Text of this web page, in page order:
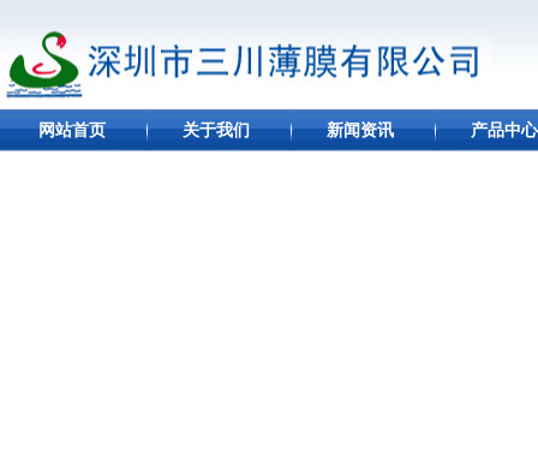
网站首页 关于我们 新闻资讯 产品中心